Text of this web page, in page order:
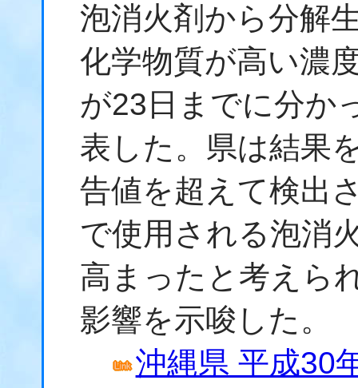
泡消火剤から分解
化学物質が高い濃
が23日までに分か
表した。県は結果
告値を超えて検出
で使用される泡消
高まったと考えら
影響を示唆した。
沖縄県 平成30